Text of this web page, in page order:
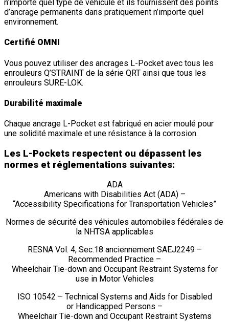
n’importe quel type de véhicule et ils fournissent des points
d’ancrage permanents dans pratiquement n’importe quel
environnement.
Certifié OMNI
Vous pouvez utiliser des ancrages L-Pocket avec tous les
enrouleurs Q’STRAINT de la série QRT ainsi que tous les
enrouleurs SURE-LOK.
Durabilité maximale
Chaque ancrage L-Pocket est fabriqué en acier moulé pour
une solidité maximale et une résistance à la corrosion.
Les L-Pockets respectent ou dépassent les
normes et réglementations suivantes:
ADA
Americans with Disabilities Act (ADA) –
“Accessibility Specifications for Transportation Vehicles”
Normes de sécurité des véhicules automobiles fédérales de
la NHTSA applicables
RESNA Vol. 4, Sec.18 anciennement SAEJ2249 –
Recommended Practice –
Wheelchair Tie-down and Occupant Restraint Systems for
use in Motor Vehicles
ISO 10542 – Technical Systems and Aids for Disabled
or Handicapped Persons –
Wheelchair Tie-down and Occupant Restraint Systems